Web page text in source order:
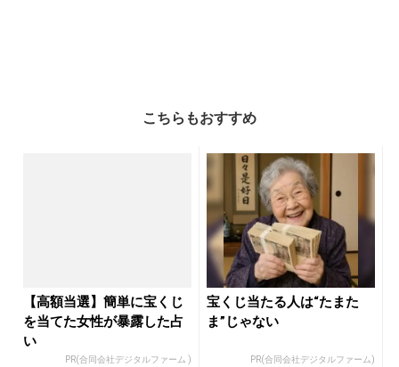
こちらもおすすめ
【高額当選】簡単に宝くじ
を当てた女性が暴露した占
い
PR(合同会社デジタルファーム )
宝くじ当たる人は“たまた
ま”じゃない
PR(合同会社デジタルファーム)